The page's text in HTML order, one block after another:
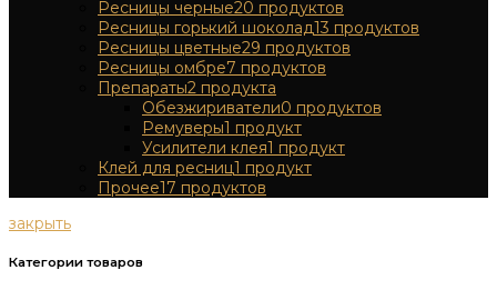
Ресницы черные20 продуктов
Ресницы горький шоколад13 продуктов
Ресницы цветные29 продуктов
Ресницы омбре7 продуктов
Препараты2 продукта
Обезжириватели0 продуктов
Ремуверы1 продукт
Усилители клея1 продукт
Клей для ресниц1 продукт
Прочее17 продуктов
закрыть
Категории товаров